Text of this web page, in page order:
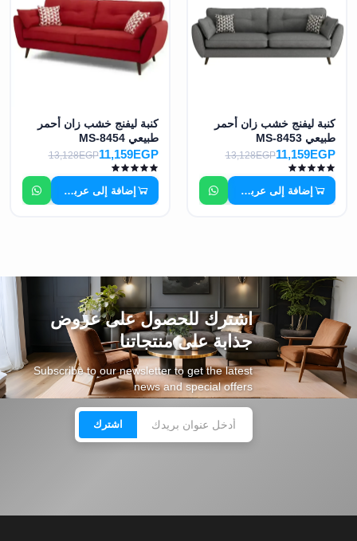
كنبة ليفنج خشب زان أحمر
طبيعي MS-8453
11,159EGP
13,128EGP
إضافة إلى عربة التسوق
كنبة ليفنج خشب زان أحمر
طبيعي MS-8454
11,159EGP
13,128EGP
إضافة إلى عربة التسوق
اشترك للحصول على عروض
جذابة على منتجاتنا
Subscribe to our newsletter to get the latest
news and special offers
اشترك